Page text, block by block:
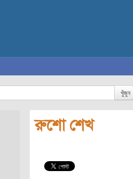
খুঁজুন
রুশো শেখ